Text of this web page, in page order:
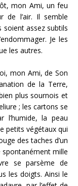
mon Ami, un feu
de l’air. Il semble
soient assez subtils
Je les
les autres.
mon Ami, de Son
de la Terre,
plus sournois et
; les cartons se
l’humide, la peau
petits végétaux qui
des taches d’un
mille
se parsème de
les doigts. Ainsi le